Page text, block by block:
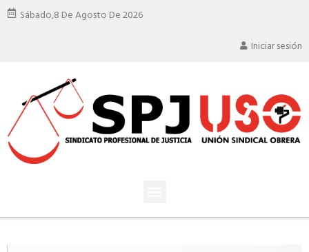
Sábado,8 De Agosto De 2026
Iniciar sesión